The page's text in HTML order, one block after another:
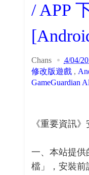
/ APP
Chans 4/04/
修改版遊戲,
GameGuardian
《重要資訊
一、本站提供
檔」，安裝前